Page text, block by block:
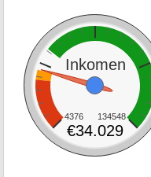
Inkomen
4376 134548
€34.029